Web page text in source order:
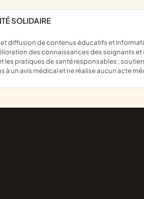
SOLIDAIRE
des connaissances des soignants
les pratiques de santé responsables ;
à un avis médical et ne réalise aucun acte